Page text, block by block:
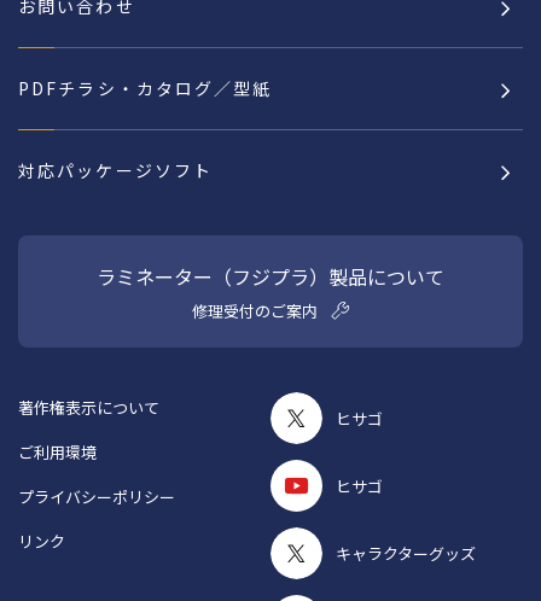
お問い合わせ
PDFチラシ・カタログ／型紙
対応パッケージソフト
ラミネーター（フジプラ）製品について
修理受付のご案内
ヒサゴ
ヒサゴ
キャラクターグッズ
著作権表示について
ご利用環境
プライバシーポリシー
リンク